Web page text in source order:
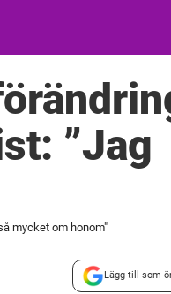
”Jag
mycket om honom"
Lägg till som